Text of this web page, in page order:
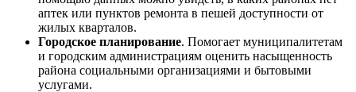
аптек или пунктов ремонта в пешей доступности от
жилых кварталов.
Городское планирование. Помогает муниципалитетам
и городским администрациям оценить насыщенность
района социальными организациями и бытовыми
услугами.